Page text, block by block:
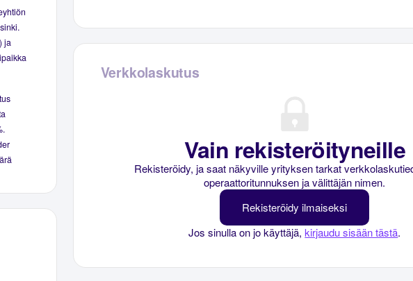
ja
Verkkolaskutus
Vain rekisteröityneille
Rekisteröidy, ja saat näkyville yrityksen tarkat
operaattoritunnuksen ja välittäjän nimen.
Rekisteröidy ilmaiseksi
Jos sinulla on jo käyttäjä,kirjaudu sisään tästä.